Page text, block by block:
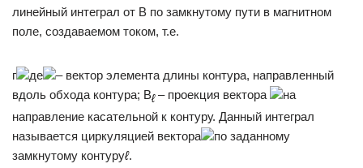
линейный интеграл от В по замкнутому пути в магнитном
поле, создаваемом током, т.е.
г де
– вектор элемента длины контура, направленный
вдоль обхода контура; Вℓ– проекция вектора
на
направление касательной к контуру. Данный интеграл
называется циркуляцией вектора
по заданному
замкнутому контуруℓ.